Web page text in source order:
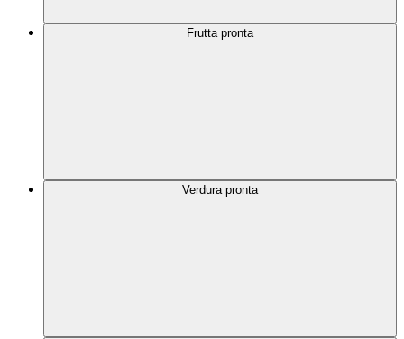
Frutta pronta
Verdura pronta